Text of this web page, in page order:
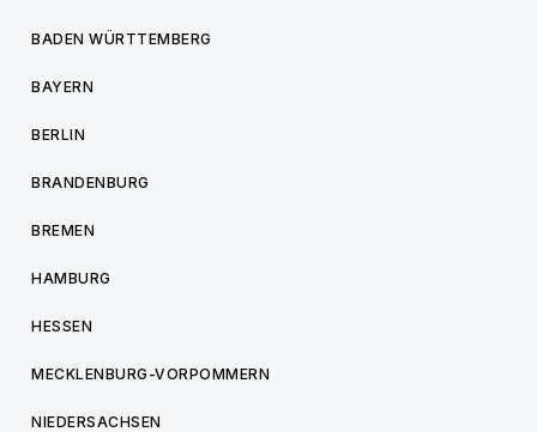
BADEN WÜRTTEMBERG
BAYERN
BERLIN
BRANDENBURG
BREMEN
HAMBURG
HESSEN
MECKLENBURG-VORPOMMERN
NIEDERSACHSEN